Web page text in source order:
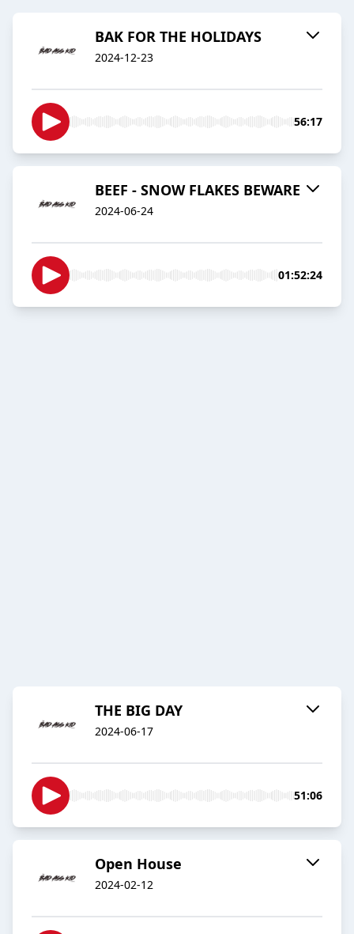
BAK FOR THE HOLIDAYS
2024-12-23
56:17
BEEF - SNOW FLAKES BEWARE
2024-06-24
01:52:24
THE BIG DAY
2024-06-17
51:06
Open House
2024-02-12